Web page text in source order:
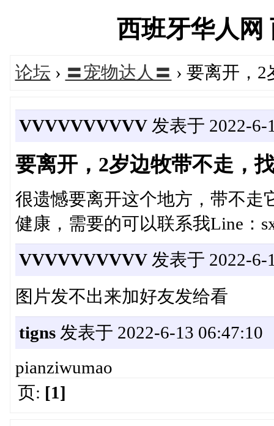
西班牙华人网
论坛 › 〓宠物达人〓 › 要离开，
VVVVVVVVVV发表于 2022-6-
要离开，2岁边牧带不走，
很遗憾要离开这个地方，带不走
健康，需要的可以联系我Line：
VVVVVVVVVV发表于 2022-6-
图片发不出来加好友发给看
tigns发表于 2022-6-13 06:47:10
pianziwumao
页: [1]